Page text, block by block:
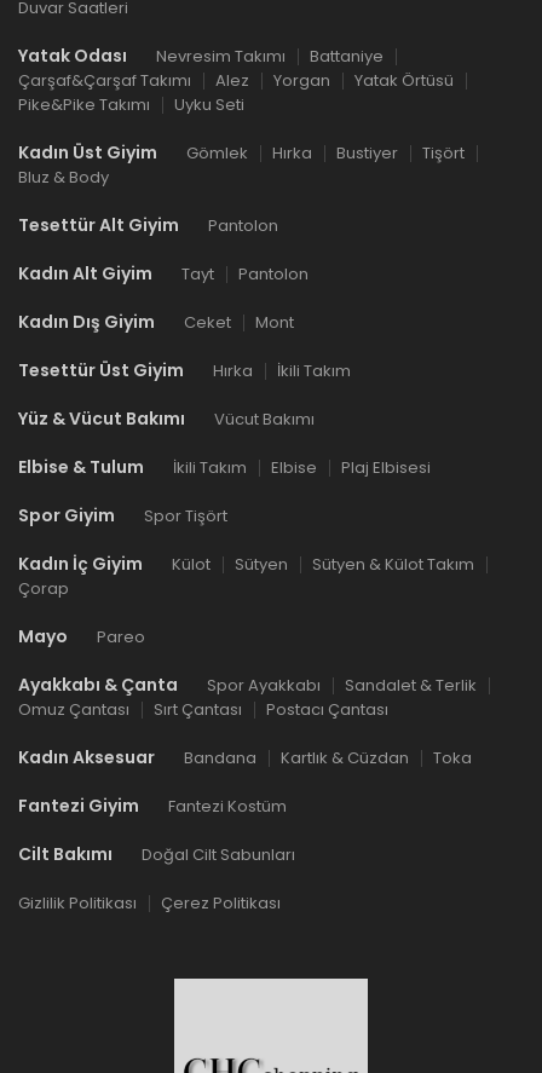
Duvar Saatleri
Yatak Odası Nevresim Takımı
Battaniye
Çarşaf&Çarşaf Takımı
Alez Yorgan
Yatak Örtüsü
Pike&Pike Takımı
Uyku Seti
Kadın Üst Giyim Gömlek Hırka Bustiyer
Tişört
Bluz & Body
Tesettür Alt Giyim Pantolon
Kadın Alt Giyim Tayt Pantolon
Kadın Dış Giyim Ceket Mont
Tesettür Üst Giyim Hırka İkili Takım
Yüz & Vücut Bakımı Vücut Bakımı
Elbise & Tulum İkili Takım Elbise Plaj Elbisesi
Spor Giyim Spor Tişört
Kadın İç Giyim Külot Sütyen
Sütyen & Külot Takım
Çorap
Mayo Pareo
Ayakkabı & Çanta Spor Ayakkabı
Sandalet & Terlik
Omuz Çantası
Sırt Çantası Postacı Çantası
Kadın Aksesuar Bandana Kartlık & Cüzdan Toka
Fantezi Giyim Fantezi Kostüm
Cilt Bakımı Doğal Cilt Sabunları
Gizlilik Politikası Çerez Politikası